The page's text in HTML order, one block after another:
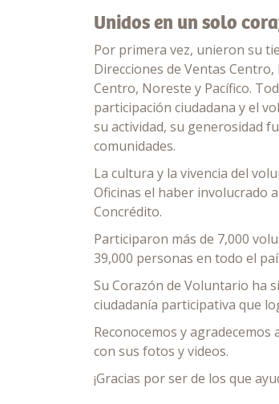
Unidos en un solo
Por primera vez, unieron su
Direcciones de Ventas
Centro, Noreste y Pacífico.
participación ciudadana y el
su actividad, su generosidad
comunidades.
La cultura y la vivencia del
Oficinas el haber involucrado
Concrédito.
Participaron más de 7,000
39,000 personas en todo el
Su Corazón de Voluntario ha
ciudadanía participativa que
Reconocemos y
con sus fotos y videos.
¡Gracias por ser de los que